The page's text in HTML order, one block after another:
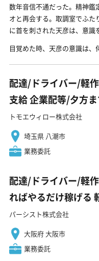
数年音信不通だった。精神鑑
オと再会する。取調室でふ
に首を刺された天彦は、意識
目覚めた時、天彦の意識は、
配達/ドライバー/軽
支給 企業配等/夕方
トモエウィロー株式会社
埼玉県 八潮市
業務委託
配達/ドライバー/軽
ればやるだけ稼げる
パーシスト株式会社
大阪府 大阪市
業務委託